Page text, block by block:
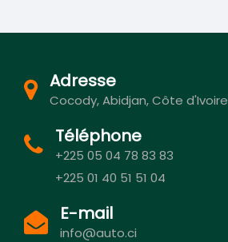
Adresse
Cocody, Abidjan, Côte d'Ivoire
Téléphone
+225 05 04 78 83 83
+225 01 40 51 51 04
E-mail
info@auto.ci